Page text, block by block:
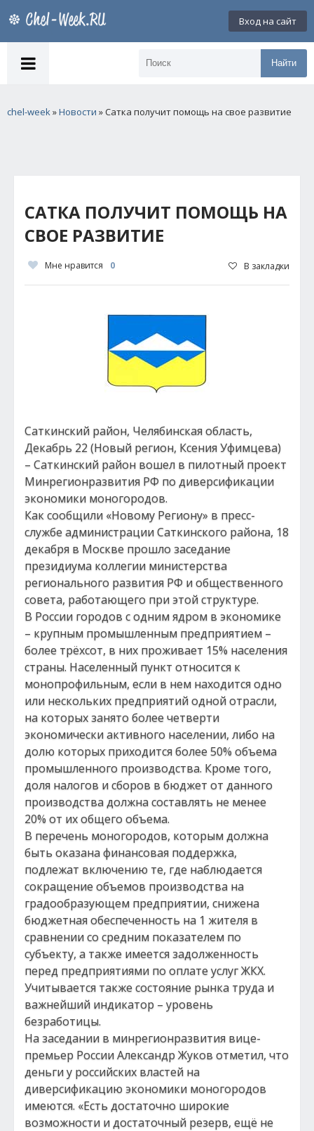
Вход на сайт
Найти
chel-week»Новости » Сатка получит помощь на свое развитие
САТКА ПОЛУЧИТ ПОМОЩЬ НА
СВОЕ РАЗВИТИЕ
Мне нравится 0 В закладки
Саткинский район, Челябинская область,
Декабрь 22 (Новый регион, Ксения Уфимцева)
– Саткинский район вошел в пилотный проект
Минрегионразвития РФ по диверсификации
экономики моногородов.
Как сообщили «Новому Региону» в пресс-
службе администрации Саткинского района, 18
декабря в Москве прошло заседание
президиума коллегии министерства
регионального развития РФ и общественного
совета, работающего при этой структуре.
В России городов с одним ядром в экономике
– крупным промышленным предприятием –
более трёхсот, в них проживает 15% населения
страны. Населенный пункт относится к
монопрофильным, если в нем находится одно
или нескольких предприятий одной отрасли,
на которых занято более четверти
экономически активного населении, либо на
долю которых приходится более 50% объема
промышленного производства. Кроме того,
доля налогов и сборов в бюджет от данного
производства должна составлять не менее
20% от их общего объема.
В перечень моногородов, которым должна
быть оказана финансовая поддержка,
подлежат включению те, где наблюдается
сокращение объемов производства на
градообразующем предприятии, снижена
бюджетная обеспеченность на 1 жителя в
сравнении со средним показателем по
субъекту, а также имеется задолженность
перед предприятиями по оплате услуг ЖКХ.
Учитывается также состояние рынка труда и
важнейший индикатор – уровень
безработицы.
На заседании в минрегионразвития вице-
премьер России Александр Жуков отметил, что
деньги у российских властей на
диверсификацию экономики моногородов
имеются. «Есть достаточно широкие
возможности и достаточный резерв, ещё не